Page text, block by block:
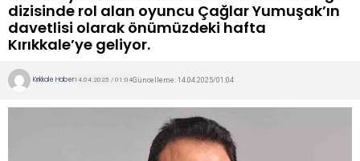
dizisinde rol alan oyuncu Çağlar Yumuşak’ın
davetlisi olarak önümüzdeki hafta
Kırıkkale’ye geliyor.
Kırıkkale Haber14.04.2025 / 01:04Güncelleme: 14.04.2025/01:04